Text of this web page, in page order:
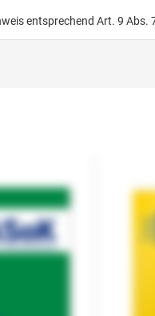
entsprechend Art. 9 Abs.